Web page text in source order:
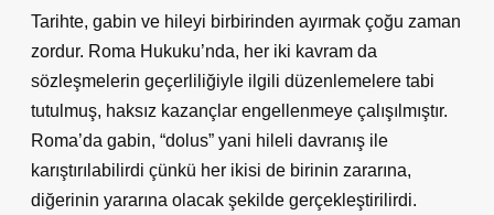
Tarihte, gabin ve hileyi birbirinden ayırmak çoğu zaman
zordur. Roma Hukuku’nda, her iki kavram da
sözleşmelerin geçerliliğiyle ilgili düzenlemelere tabi
tutulmuş, haksız kazançlar engellenmeye çalışılmıştır.
Roma’da gabin, “dolus” yani hileli davranış ile
karıştırılabilirdi çünkü her ikisi de birinin zararına,
diğerinin yararına olacak şekilde gerçekleştirilirdi.